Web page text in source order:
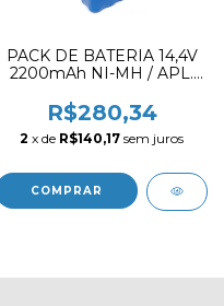
PACK DE BATERIA 14,4V
2200mAh NI-MH / APL.
MEDIA SMART
R$280,34
2 x de R$140,17 sem juros